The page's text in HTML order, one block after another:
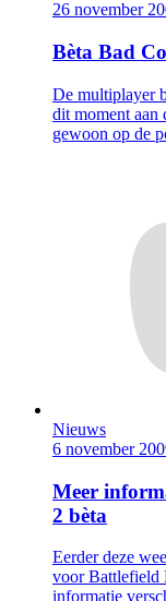
26 november
Bèta Bad
De multiplayer
dit moment aan
gewoon op de
Nieuws
6 november
Meer
2 bèta
Eerder deze
voor Battlefield
informatie